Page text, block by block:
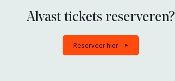
Alvast tickets reserveren?
Reserveer hier